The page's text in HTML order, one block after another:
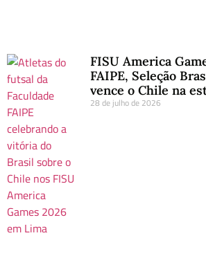
FISU America
FAIPE, Seleção
vence o Chile na
28 de julho de 2026